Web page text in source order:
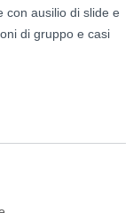
con ausilio di slide e
di gruppo e casi